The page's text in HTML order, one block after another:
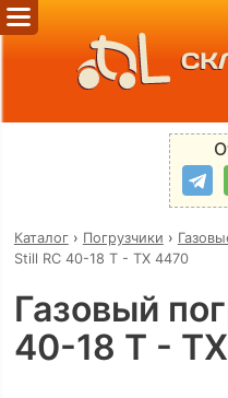
Каталог› Погрузчики ›
Still RC 40-18 T - TX 4470
Газовый
40-18 T -